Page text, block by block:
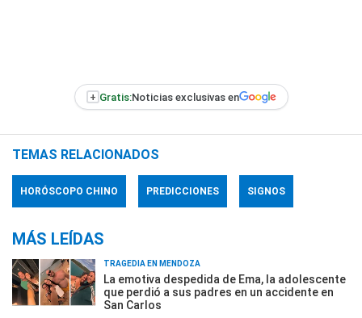
+ Gratis:Noticias exclusivas en
TEMAS RELACIONADOS
HORÓSCOPO CHINO PREDICCIONES SIGNOS
MÁS LEÍDAS
TRAGEDIA EN MENDOZA
La emotiva despedida de Ema, la adolescente
que perdió a sus padres en un accidente en
San Carlos